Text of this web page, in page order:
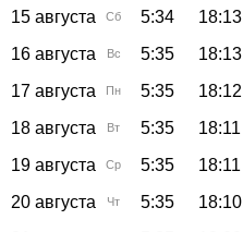
15 августа
Сб 5:34 18:13
16 августа
Вс 5:35 18:13
17 августа
Пн 5:35 18:12
18 августа
Вт 5:35 18:11
19 августа
Ср 5:35 18:11
20 августа
Чт 5:35 18:10